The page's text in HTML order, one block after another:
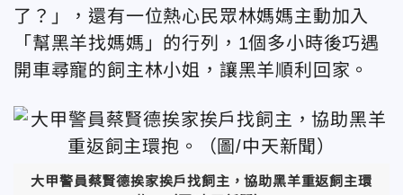
了？」，還有一位熱心民眾林媽媽主動加入
「幫黑羊找媽媽」的行列，1個多小時後巧遇
開車尋寵的飼主林小姐，讓黑羊順利回家。
大甲警員蔡賢德挨家挨戶找飼主，協助黑羊重返飼主環